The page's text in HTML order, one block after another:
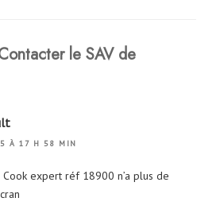
le SAV de
À 17 H 58 MIN
expert réf 18900 n’a plus de